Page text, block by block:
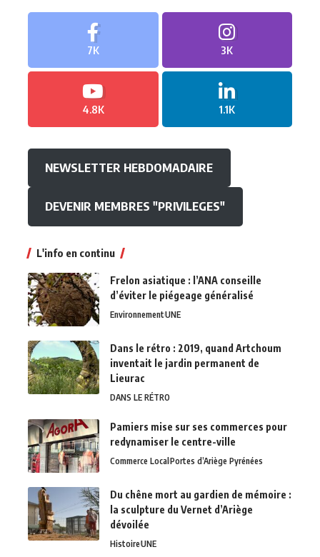
7K 3K
4.8K 1.1K
NEWSLETTER HEBDOMADAIRE
DEVENIR MEMBRES "PRIVILEGES"
L'info en continu
Frelon asiatique : l’ANA conseille
d’éviter le piégeage généralisé
EnvironnementUNE
Dans le rétro : 2019, quand Artchoum
inventait le jardin permanent de
Lieurac
DANS LE RÉTRO
Pamiers mise sur ses commerces pour
redynamiser le centre-ville
Commerce LocalPortes d’Ariège Pyrénées
Du chêne mort au gardien de mémoire :
la sculpture du Vernet d’Ariège
dévoilée
HistoireUNE